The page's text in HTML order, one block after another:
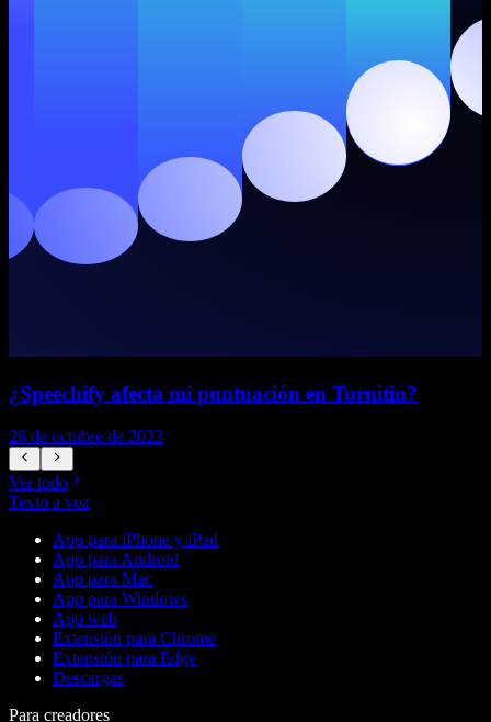
¿Speechify afecta mi puntuación en Turnitin?
26 de octubre de 2023
Ver todo
Texto a voz
App para iPhone y iPad
App para Android
App para Mac
App para Windows
App web
Extensión para Chrome
Extensión para Edge
Descargas
Para creadores